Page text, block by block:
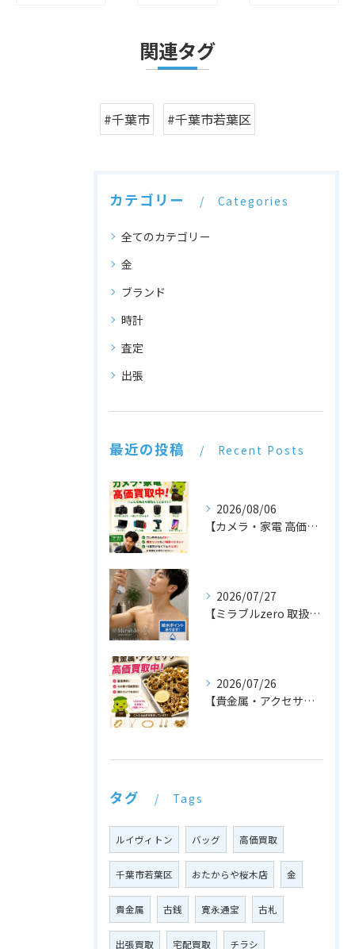
関連タグ
#千葉市 #千葉市若葉区
カテゴリー Categories
全てのカテゴリー
金
ブランド
時計
査定
出張
最近の投稿 Recent Posts
2026/08/06
【カメラ・家電 高価買取中！📷📺】
2026/07/27
【ミラブルzero 取扱店です！🚿✨】
2026/07/26
【貴金属・アクセサリー 高価買取中！💍✨】
タグ Tags
ルイヴィトン バッグ 高価買取
千葉市若葉区 おたからや桜木店 金
貴金属 古銭 寛永通宝 古札
出張買取 宅配買取 チラシ